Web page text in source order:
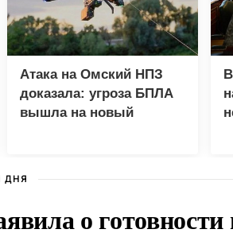
Атака на Омский НПЗ
доказала: угроза БПЛА
вышла на новый
ДНЯ
о готовности